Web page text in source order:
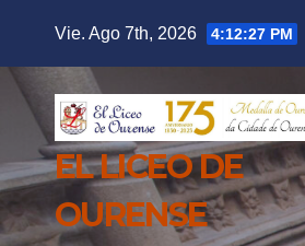
contenido
Vie. Ago 7th, 2026 4:12:29 PM
EL LICEO DE
OURENSE